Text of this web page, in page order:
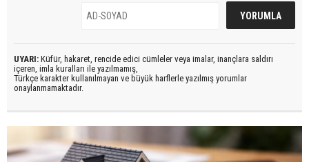
UYARI: Küfür, hakaret, rencide edici cümleler veya imalar, inançlara saldırı
içeren, imla kuralları ile yazılmamış,
Türkçe karakter kullanılmayan ve büyük harflerle yazılmış yorumlar
onaylanmamaktadır.